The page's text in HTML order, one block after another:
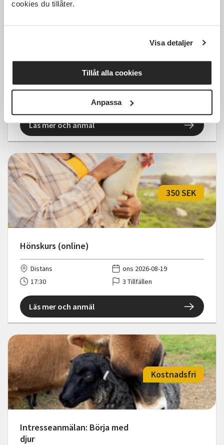
cookies du tillåter.
Visa detaljer
Tillåt alla cookies
Anpassa
seniorer
Distans
tors 2026-09-03
1 Tillfällen
Läs mer och anmäl
Hönskurs (online)
350 SEK
Distans
ons 2026-08-19
17:30
3 Tillfällen
Läs mer och anmäl
Intresseanmälan: Börja med
djur
Kostnadsfri